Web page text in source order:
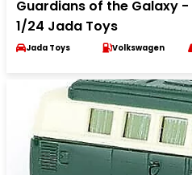
Guardians of the Galaxy -
1/24 Jada Toys
Jada Toys Volkswagen